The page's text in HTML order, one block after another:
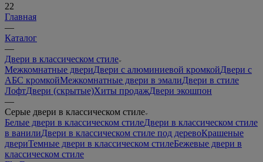
22
Главная
—
Каталог
—
Двери в классическом стиле
Межкомнатные двериДвери с алюминиевой кромкойДвери с
АБС кромкойМежкомнатные двери в эмалиДвери в стиле
ЛофтДвери (скрытые)Хиты продажДвери экошпон
—
Серые двери в классическом стиле
Белые двери в классическом стилеДвери в классическом стиле
в ванилиДвери в классическом стиле под деревоКрашеные
двериТемные двери в классическом стилеБежевые двери в
классическом стиле